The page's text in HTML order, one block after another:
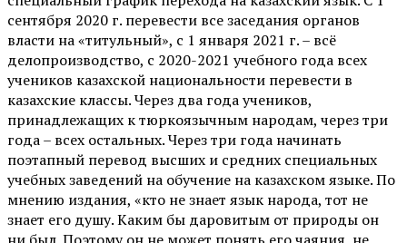
сентября 2020 г. перевести все заседания органов
власти на «титульный», с 1 января 2021 г. – всё
делопроизводство, с 2020-2021 учебного года всех
учеников казахской национальности перевести в
казахские классы. Через два года учеников,
принадлежащих к тюркоязычным народам, через три
года – всех остальных. Через три года начинать
поэтапный перевод высших и средних специальных
учебных заведений на обучение на казахском языке. По
мнению издания, «кто не знает язык народа, тот не
знает его душу. Каким бы даровитым от природы он